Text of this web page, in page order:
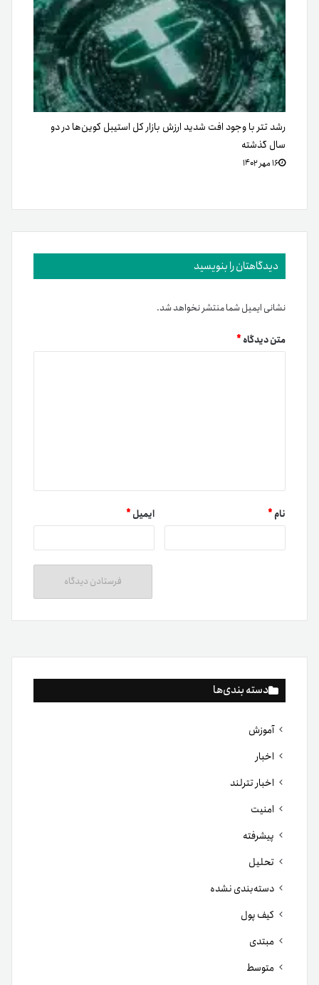
دسته بندی‌ها
آموزش
اخبار
اخبار تترلند
امنیت
پیشرفته
تحلیل
دسته‌بندی نشده
کیف پول
مبتدی
متوسط
رشد تتر با وجود افت شدید ارزش بازار کل استیبل کوین‌ها در دو
سال گذشته
۱۶ مهر ۱۴۰۲
دیدگاهتان را بنویسید
نشانی ایمیل شما منتشر نخواهد شد.
متن دیدگاه*
نام* ایمیل*